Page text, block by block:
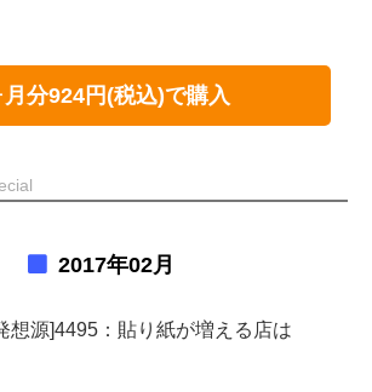
月分924円(税込)で購入
2017年02月
想源]4495：貼り紙が増える店は